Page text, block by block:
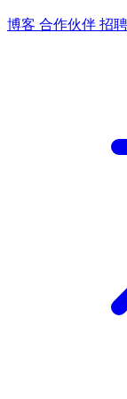
博客 合作伙伴 招聘